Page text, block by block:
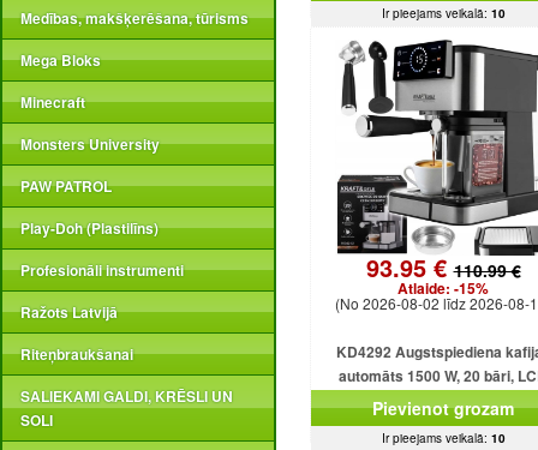
Medības, makšķerēšana, tūrisms
Mega Bloks
Minecraft
Monsters University
PAW PATROL
Play-Doh (Plastilīns)
Profesionāli instrumenti
Ražots Latvijā
Riteņbraukšanai
SALIEKAMI GALDI, KRĒSLI UN
SOLI
Ir pieejams veikalā: 10
93.95 €110.99 €
Atlaide: -15%
(No 2026-08-02 līdz 2026-08-
KD4292 Augstspiediena
automāts 1500 W, 20 bāri,
displejs
Pievienot grozam
Ir pieejams veikalā: 10